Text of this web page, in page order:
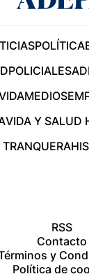
POLÍTICA
POLICIALES
MEDIOS
VIDA Y SALUD
TRANQUERA
RSS
Contacto
y
Política de